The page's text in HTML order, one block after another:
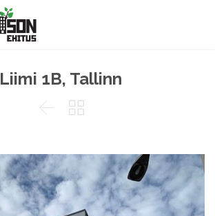
Liimi 1B, Tallinn
 